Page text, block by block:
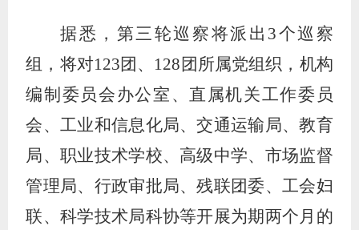
据悉，第三轮巡察将派出 3个巡察
组，将对123团、128团所属党组织，机构
编制委员会办公室、直属机关工作委员
会、工业和信息化局、交通运输局、教育
局、职业技术学校、高级中学、市场监督
管理局、行政审批局、残联团委、工会妇
联、科学技术局科协等开展为期两个月的